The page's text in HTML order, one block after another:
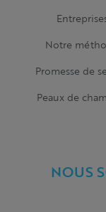
NOUS
Notre
Promesse de
Peaux de